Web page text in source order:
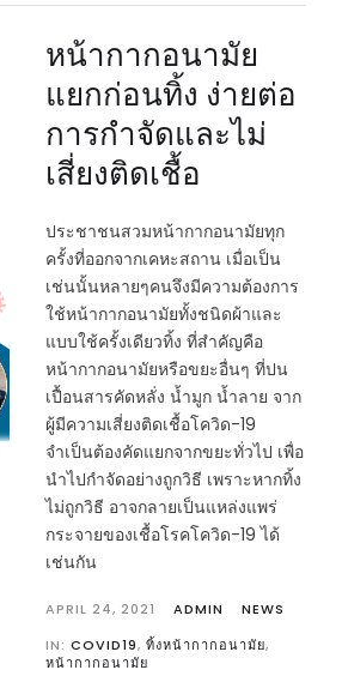
หน้ากากอนามัย
แยกก่อนทิ้ง ง่ายต่อ
การกำจัดและไม่
เสี่ยงติดเชื้อ
ประชาชนสวมหน้ากากอนามัยทุก
ครั้งที่ออกจากเคหะสถาน เมื่อเป็น
เช่นนั้นหลายๆคนจึงมีความต้องการ
ใช้หน้ากากอนามัยทั้งชนิดผ้าและ
แบบใช้ครั้งเดียวทิ้ง ที่สำคัญคือ
หน้ากากอนามัยหรือขยะอื่นๆ ที่ปน
เปื้อนสารคัดหลั่ง น้ำมูก น้ำลาย จาก
ผู้มีความเสี่ยงติดเชื้อโควิด-19
จำเป็นต้องคัดแยกจากขยะทั่วไป เพื่อ
นำไปกำจัดอย่างถูกวิธี เพราะหากทิ้ง
ไม่ถูกวิธี อาจกลายเป็นแหล่งแพร่
กระจายของเชื้อโรคโควิด-19 ได้
เช่นกัน
APRIL 24, 2021 ADMIN
NEWS
IN: COVID19, ทิ้งหน้ากากอนามัย,
หน้ากากอนามัย